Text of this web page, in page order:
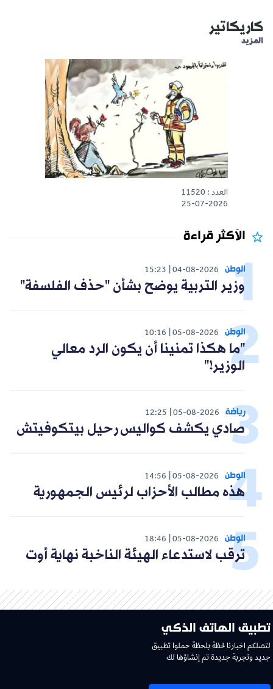
كاريكاتير
المزيد
العدد : 11520
25-07-2026
الأكثر قراءة
الوطن 04-08-2026
15:23
وزير التربية يوضح بشأن "حذف الفلسفة"
الوطن 05-08-2026
10:16
"ما هكذا تمنينا أن يكون الرد معالي
الوزير!"
رياضة 05-08-2026
12:25
صادي يكشف كواليس رحيل بيتكوفيتش
الوطن 05-08-2026
14:56
هذه مطالب الأحزاب لرئيس الجمهورية
الوطن 05-08-2026
18:46
ترقب لاستدعاء الهيئة الناخبة نهاية أوت
تطبيق الهاتف الذكي
لتصلكم اخبارنا لحظة بلحظة حملوا تطبيق
جديد وتجربة جديدة تم إنشاؤها لك